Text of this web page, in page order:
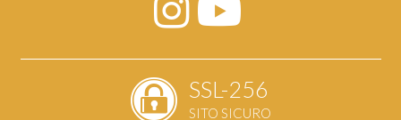
SSL-256
SITO SICURO